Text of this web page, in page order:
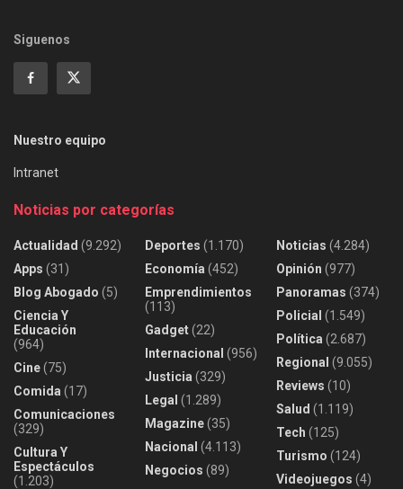
Siguenos
Nuestro equipo
Intranet
Noticias por categorías
Actualidad (9.292)
Apps (31)
Blog Abogado (5)
Ciencia Y
Educación
(964)
Cine(75)
Comida (17)
Comunicaciones
(329)
Cultura Y
Espectáculos
(1.203)
Deportes (1.170)
Economía (452)
Emprendimientos
(113)
Gadget(22)
Internacional (956)
Justicia (329)
Legal (1.289)
Magazine(35)
Nacional (4.113)
Negocios (89)
Noticias (4.284)
Opinión (977)
Panoramas (374)
Policial (1.549)
Política (2.687)
Regional (9.055)
Reviews (10)
Salud (1.119)
Tech (125)
Turismo (124)
Videojuegos (4)